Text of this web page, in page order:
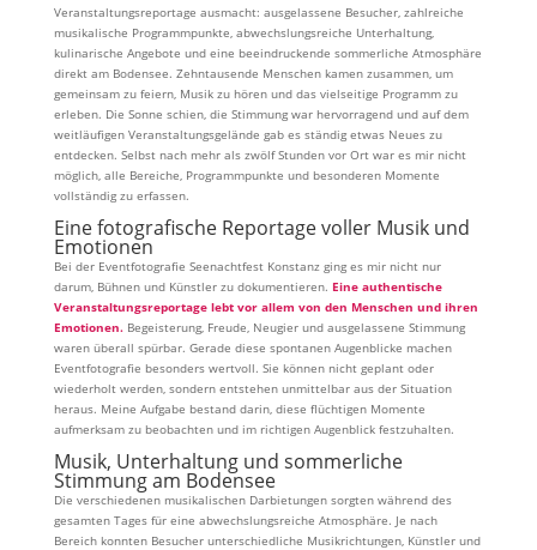
Veranstaltungsreportage ausmacht: ausgelassene Besucher, zahlreiche
musikalische Programmpunkte, abwechslungsreiche Unterhaltung,
kulinarische Angebote und eine beeindruckende sommerliche Atmosphäre
direkt am Bodensee. Zehntausende Menschen kamen zusammen, um
gemeinsam zu feiern, Musik zu hören und das vielseitige Programm zu
erleben. Die Sonne schien, die Stimmung war hervorragend und auf dem
weitläufigen Veranstaltungsgelände gab es ständig etwas Neues zu
entdecken. Selbst nach mehr als zwölf Stunden vor Ort war es mir nicht
möglich, alle Bereiche, Programmpunkte und besonderen Momente
vollständig zu erfassen.
Eine fotografische Reportage voller Musik und
Emotionen
Bei der Eventfotografie Seenachtfest Konstanz ging es mir nicht nur
darum, Bühnen und Künstler zu dokumentieren. Eine authentische
Veranstaltungsreportage lebt vor allem von den Menschen und ihren
Emotionen. Begeisterung, Freude, Neugier und ausgelassene Stimmung
waren überall spürbar. Gerade diese spontanen Augenblicke machen
Eventfotografie besonders wertvoll. Sie können nicht geplant oder
wiederholt werden, sondern entstehen unmittelbar aus der Situation
heraus. Meine Aufgabe bestand darin, diese flüchtigen Momente
aufmerksam zu beobachten und im richtigen Augenblick festzuhalten.
Musik, Unterhaltung und sommerliche
Stimmung am Bodensee
Die verschiedenen musikalischen Darbietungen sorgten während des
gesamten Tages für eine abwechslungsreiche Atmosphäre. Je nach
Bereich konnten Besucher unterschiedliche Musikrichtungen, Künstler und